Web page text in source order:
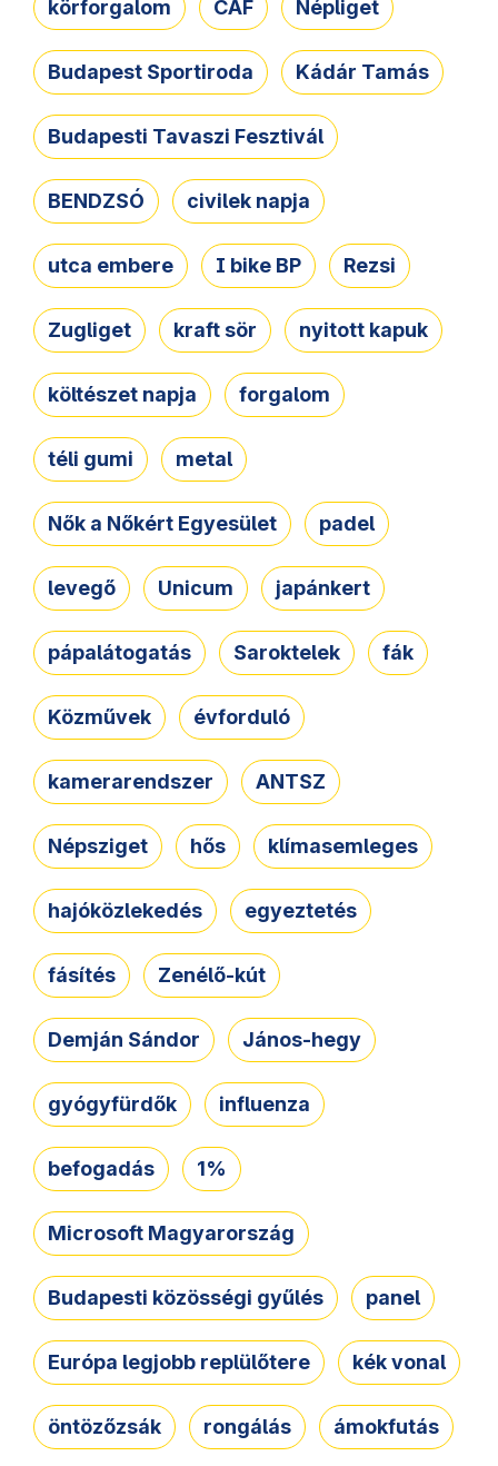
körforgalom CAF Népliget
Budapest Sportiroda Kádár Tamás
Budapesti Tavaszi Fesztivál
BENDZSÓ civilek napja
utca embere I bike BP Rezsi
Zugliget kraft sör nyitott kapuk
költészet napja forgalom
téli gumi metal
Nők a Nőkért Egyesület padel
levegő Unicum japánkert
pápalátogatás Saroktelek fák
Közművek évforduló
kamerarendszer ANTSZ
Népsziget hős klímasemleges
hajóközlekedés egyeztetés
fásítés Zenélő-kút
Demján Sándor János-hegy
gyógyfürdők influenza
befogadás 1%
Microsoft Magyarország
Budapesti közösségi gyűlés panel
Európa legjobb replülőtere kék vonal
öntözőzsák rongálás ámokfutás